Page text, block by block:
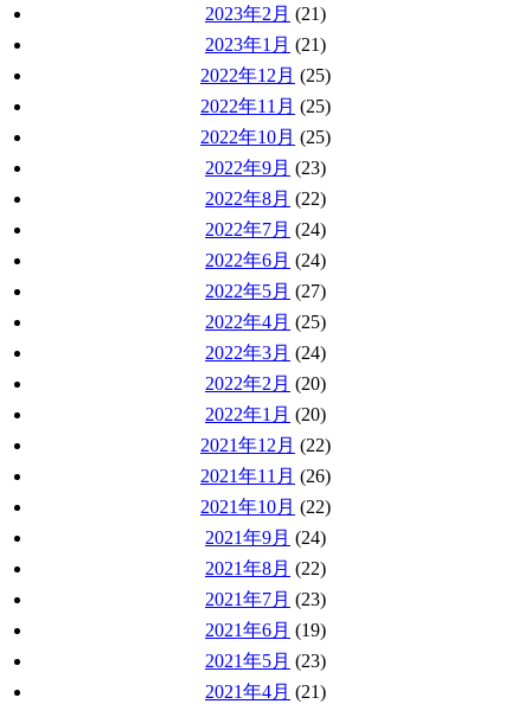
2023年2月 (21)
2023年1月 (21)
2022年12月 (25)
2022年11月 (25)
2022年10月 (25)
2022年9月 (23)
2022年8月 (22)
2022年7月 (24)
2022年6月 (24)
2022年5月 (27)
2022年4月 (25)
2022年3月 (24)
2022年2月 (20)
2022年1月 (20)
2021年12月 (22)
2021年11月 (26)
2021年10月 (22)
2021年9月 (24)
2021年8月 (22)
2021年7月 (23)
2021年6月 (19)
2021年5月 (23)
2021年4月 (21)